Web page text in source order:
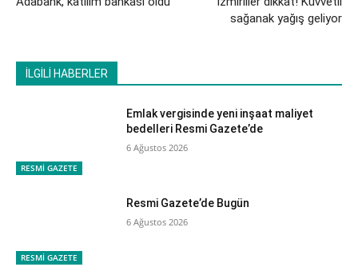
sağanak yağış geliyor
İLGİLİ HABERLER
RESMİ GAZETE
Emlak vergisinde yeni inşaat maliyet
bedelleri Resmi Gazete’de
6 Ağustos 2026
RESMİ GAZETE
Resmi Gazete’de Bugün
6 Ağustos 2026